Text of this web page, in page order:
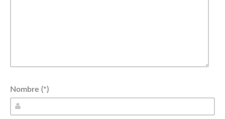
Nombre (*)